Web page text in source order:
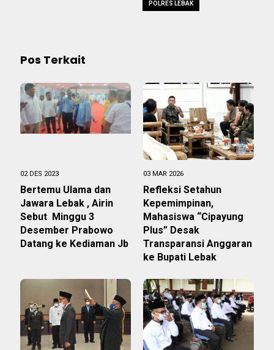
POLRES LEBAK
Pos Terkait
02 DES 2023
Bertemu Ulama dan
Jawara Lebak , Airin
Sebut Minggu 3
Desember Prabowo
Datang ke Kediaman Jb
03 MAR 2026
Refleksi Setahun
Kepemimpinan,
Mahasiswa “Cipayung
Plus” Desak
Transparansi Anggaran
ke Bupati Lebak